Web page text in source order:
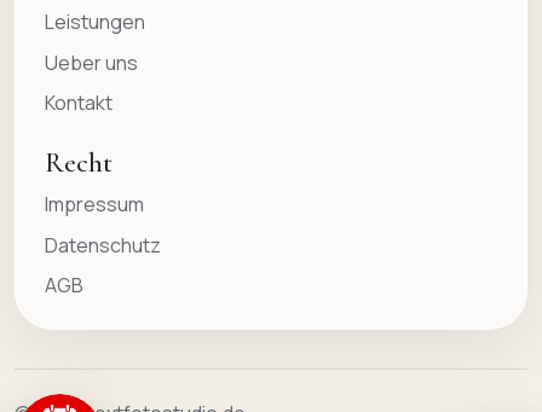
Leistungen
Ueber uns
Kontakt
Recht
Impressum
Datenschutz
AGB